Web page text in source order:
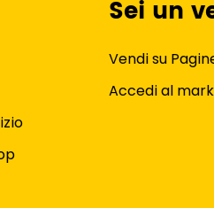
Sei un
Vendi su
Accedi al